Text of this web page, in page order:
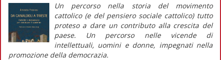
Un percorso nella storia del movimento
cattolico (e del pensiero sociale cattolico) tutto
proteso a dare un contributo alla crescita del
paese. Un percorso nelle vicende di
intellettuali, uomini e donne, impegnati nella
promozione della democrazia.